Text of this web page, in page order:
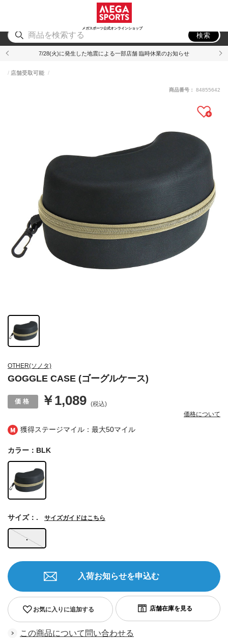
メガスポーツ公式オンラインショップ
アウトドア
検索
7/28(火)に発生した地震による一部店舗 臨時休業のお知らせ
獲得ステージマイル：最大50マイル
OTHER(ソノタ)
GOGGLE CASE (ゴーグルケース)
店舗受取可能
￥1,089 (税込)
価格について
商品番号： 84855642
カラー：BLK
.
サイズ：. サイズガイドはこちら
お気に入りに追加する
入荷お知らせを申込む
この商品について問い合わせる